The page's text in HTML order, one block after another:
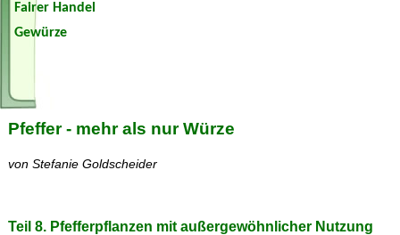
Fairer Handel
Gewürze
Pfeffer - mehr als nur Würze
von Stefanie Goldscheider
Teil 8. Pfefferpflanzen mit außergewöhnlicher Nutzung